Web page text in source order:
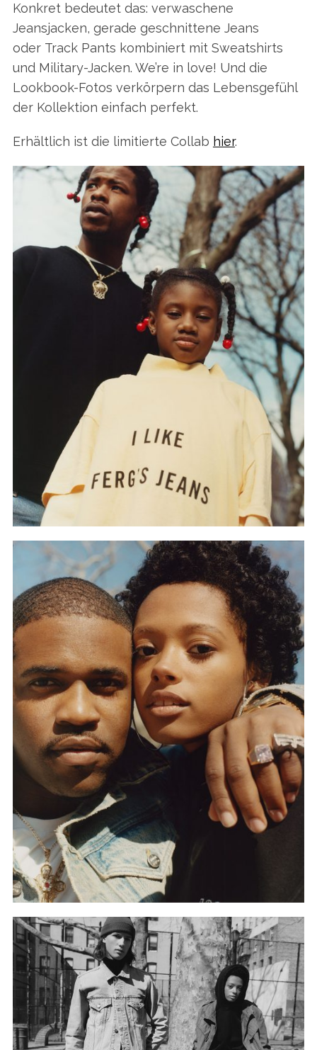
Konkret bedeutet das: verwaschene
Jeansjacken, gerade geschnittene Jeans
oder Track Pants kombiniert mit Sweatshirts
und Military-Jacken. We’re in love! Und die
Lookbook-Fotos verkörpern das Lebensgefühl
der Kollektion einfach perfekt.
Erhältlich ist die limitierte Collab hier.